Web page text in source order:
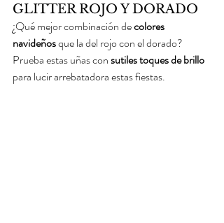
GLITTER ROJO Y DORADO
¿Qué mejor combinación de colores
navideños que la del rojo con el dorado?
Prueba estas uñas con sutiles toques de brillo
para lucir arrebatadora estas fiestas.